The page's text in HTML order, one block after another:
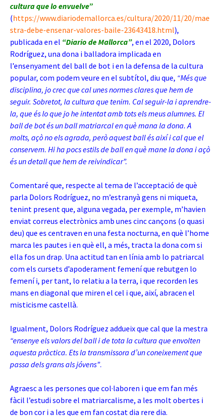
cultura que lo envuelve”
(https://www.diariodemallorca.es/cultura/2020/11/20/mae
stra-debe-ensenar-valores-baile-23643418.html),
publicada en el “Diario de Mallorca”, en el 2020, Dolors
Rodríguez, una dona i balladora implicada en
l’ensenyament del ball de bot i en la defensa de la cultura
popular, com podem veure en el subtítol, diu que, “Més que
disciplina, jo crec que cal unes normes clares que hem de
seguir. Sobretot, la cultura que tenim. Cal seguir-la i aprendre-
la, que és lo que jo he intentat amb tots els meus alumnes. El
ball de bot és un ball matriarcal en què mana la dona. A
molts, açò no els agrada, però aquest ball és així i cal que el
conservem. Hi ha pocs estils de ball en què mane la dona i açò
és un detall que hem de reivindicar”.
Comentaré que, respecte al tema de l’acceptació de què
parla Dolors Rodríguez, no m’estranyà gens ni miqueta,
tenint present que, alguna vegada, per exemple, m’havien
enviat correus electrònics amb unes cinc cançons (o quasi
deu) que es centraven en una festa nocturna, en què l’home
marca les pautes i en què ell, a més, tracta la dona com si
ella fos un drap. Una actitud tan en línia amb lo patriarcal
com els cursets d’apoderament femení que rebutgen lo
femení i, per tant, lo relatiu a la terra, i que recorden les
mans en diagonal que miren el cel i que, així, abracen el
misticisme castellà.
Igualment, Dolors Rodríguez addueix que cal que la mestra
“ensenye els valors del ball i de tota la cultura que envolten
aquesta pràctica. Ets la transmissora d’un coneixement que
passa dels grans als jóvens”.
Agraesc a les persones que col·laboren i que em fan més
fàcil l’estudi sobre el matriarcalisme, a les molt obertes i
de bon cor i a les que em fan costat dia rere dia.